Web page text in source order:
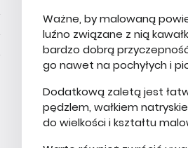
Ważne, by malowaną
luźno związane z nią
bardzo dobrą
go nawet na pochyłych i
Dodatkową zaletą jest
pędzlem, wałkiem
do wielkości i kształtu